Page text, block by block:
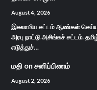
August 4, 2026
இசுலாமிய சட்டம் ஆண்கள்
அரபு நாட்டு அசிங்கச் சட்டம்.
எடுத்துச்…
மதி on சனிப்பிணம்
August 2, 2026